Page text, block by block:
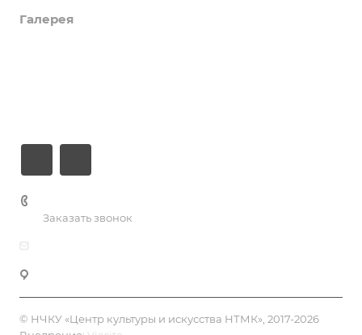
Галерея
Заказать звонок
© НЧКУ «Центр культуры и искусства НТМК», 2017-2026